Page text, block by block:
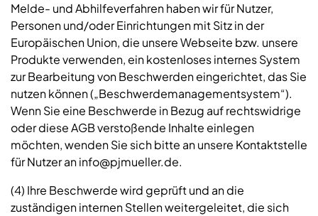
Melde- und Abhilfeverfahren haben wir für Nutzer,
Personen und/oder Einrichtungen mit Sitz in der
Europäischen Union, die unsere Webseite bzw. unsere
Produkte verwenden, ein kostenloses internes System
zur Bearbeitung von Beschwerden eingerichtet, das Sie
nutzen können („Beschwerdemanagementsystem“).
Wenn Sie eine Beschwerde in Bezug auf rechtswidrige
oder diese AGB verstoßende Inhalte einlegen
möchten, wenden Sie sich bitte an unsere Kontaktstelle
für Nutzer an info@pjmueller.de.
(4) Ihre Beschwerde wird geprüft und an die
zuständigen internen Stellen weitergeleitet, die sich